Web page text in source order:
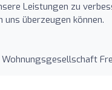
Leistungen zu
überzeugen können.